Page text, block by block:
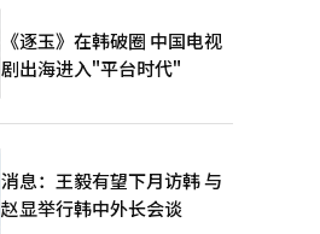
《逐玉》在韩破圈 中国电视
剧出海进入"平台时代"
消息：王毅有望下月访韩 与
赵显举行韩中外长会谈